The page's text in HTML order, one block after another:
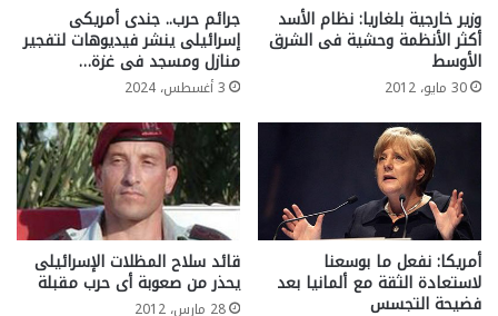
وزير خارجية بلغاريا: نظام الأسد
أكثر الأنظمة وحشية فى الشرق
الأوسط
30 مايو، 2012
جرائم حرب.. جندى أمريكى
إسرائيلى ينشر فيديوهات لتفجير
منازل ومسجد فى غزة…
3 أغسطس، 2024
أمريكا: نفعل ما بوسعنا
لاستعادة الثقة مع ألمانيا بعد
فضيحة التجسس
قائد سلاح المظلات الإسرائيلى
يحذر من صعوبة أى حرب مقبلة
28 مارس، 2012